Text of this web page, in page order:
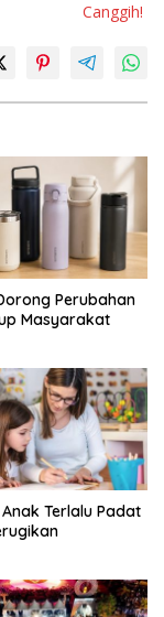
Canggih!
Perubahan
Masyarakat
Anak Terlalu Padat